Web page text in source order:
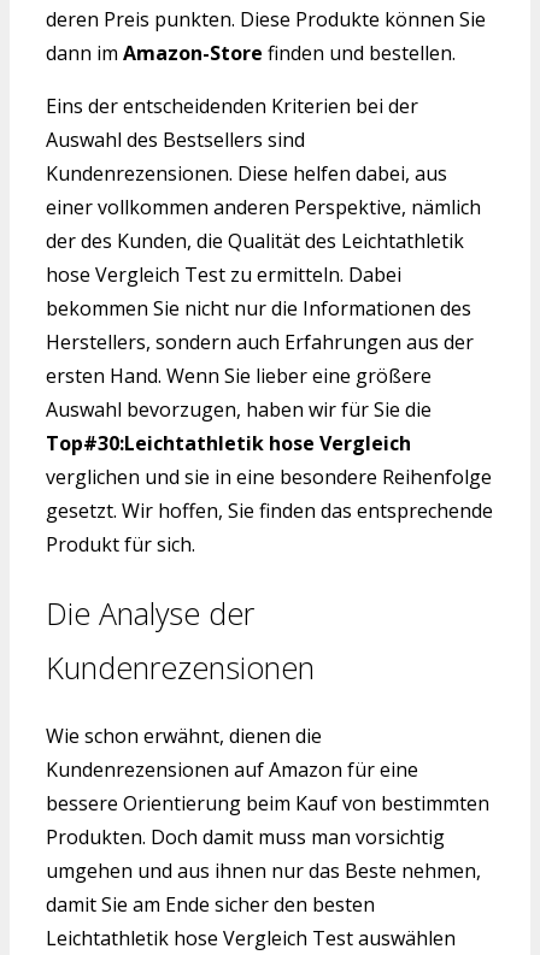
deren Preis punkten. Diese Produkte können Sie
dann im Amazon-Store finden und bestellen.
Eins der entscheidenden Kriterien bei der
Auswahl des Bestsellers sind
Kundenrezensionen. Diese helfen dabei, aus
einer vollkommen anderen Perspektive, nämlich
der des Kunden, die Qualität des Leichtathletik
hose Vergleich Test zu ermitteln. Dabei
bekommen Sie nicht nur die Informationen des
Herstellers, sondern auch Erfahrungen aus der
ersten Hand. Wenn Sie lieber eine größere
Auswahl bevorzugen, haben wir für Sie die
Top#30:Leichtathletik hose Vergleich
verglichen und sie in eine besondere Reihenfolge
gesetzt. Wir hoffen, Sie finden das entsprechende
Produkt für sich.
Die Analyse der
Kundenrezensionen
Wie schon erwähnt, dienen die
Kundenrezensionen auf Amazon für eine
bessere Orientierung beim Kauf von bestimmten
Produkten. Doch damit muss man vorsichtig
umgehen und aus ihnen nur das Beste nehmen,
damit Sie am Ende sicher den besten
Leichtathletik hose Vergleich Test auswählen